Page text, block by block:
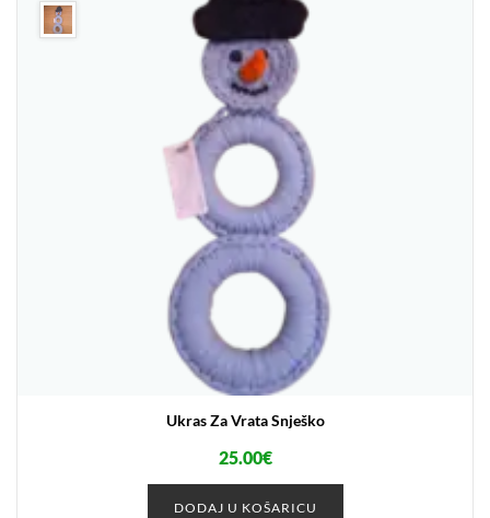
Ukras Za Vrata Snješko
25.00€
DODAJ U KOŠARICU